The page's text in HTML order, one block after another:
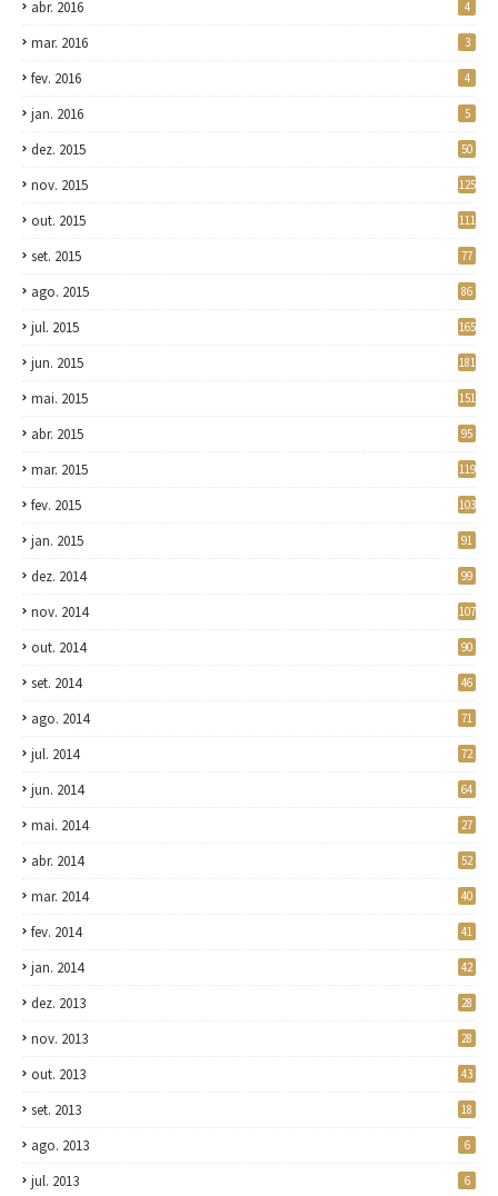
abr. 2016 4
mar. 2016 3
fev. 2016 4
jan. 2016 5
dez. 2015 50
nov. 2015 125
out. 2015 111
set. 2015 77
ago. 2015 86
jul. 2015 165
jun. 2015 181
mai. 2015 151
abr. 2015 95
mar. 2015 119
fev. 2015 103
jan. 2015 91
dez. 2014 99
nov. 2014 107
out. 2014 90
set. 2014 46
ago. 2014 71
jul. 2014 72
jun. 2014 64
mai. 2014 27
abr. 2014 52
mar. 2014 40
fev. 2014 41
jan. 2014 42
dez. 2013 28
nov. 2013 28
out. 2013 43
set. 2013 18
ago. 2013 6
jul. 2013 6